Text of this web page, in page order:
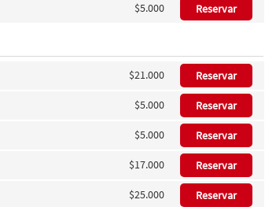
$5.000 Reservar
$21.000 Reservar
$5.000 Reservar
$5.000 Reservar
$17.000 Reservar
$25.000 Reservar